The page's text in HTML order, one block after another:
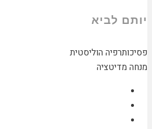
יותם לביא
פסיכותרפיה הוליסטית
מנחה מדיטציה